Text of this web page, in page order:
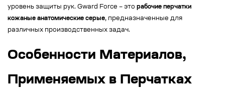
уровень защиты рук. Gward Force – это рабочие перчатки
кожаные анатомические серые, предназначенные для
различных производственных задач.
Особенности Материалов,
Применяемых в Перчатках